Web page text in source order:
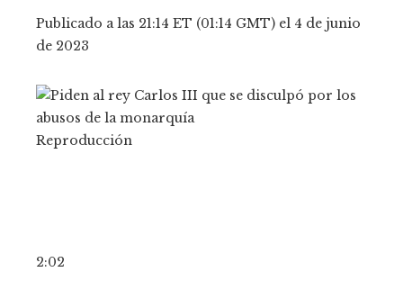
Publicado a las 21:14 ET (01:14 GMT) el 4 de junio
de 2023
Reproducción
2:02